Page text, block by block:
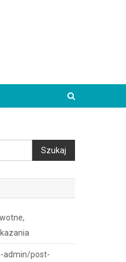
Szukaj
admin/post-